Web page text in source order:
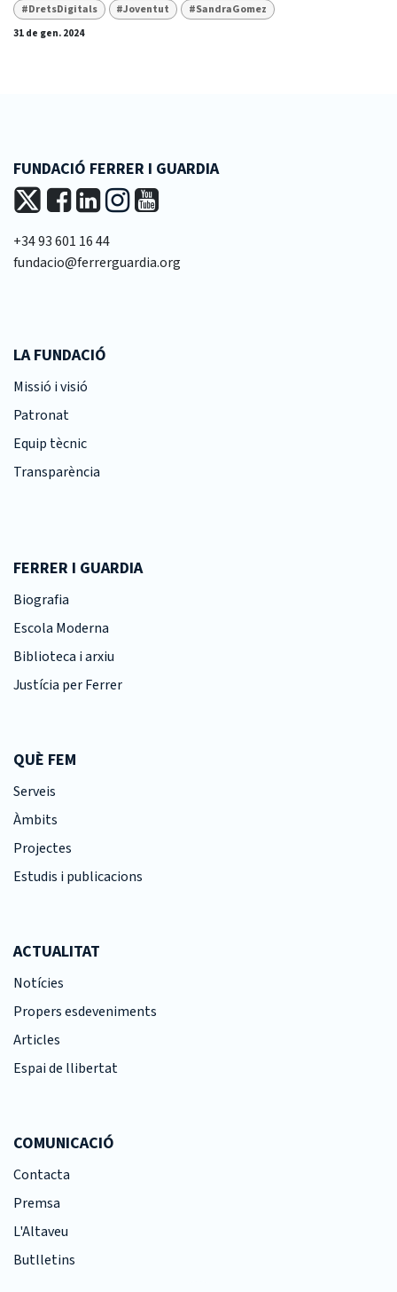
#DretsDigitals #Joventut
#SandraGomez
31 de gen. 2024
FUNDACIÓ FERRER I GUARDIA
+34 93 601 16 44
fundacio@ferrerguardia.org
LA FUNDACIÓ
Missió i visió
Patronat
Equip tècnic
Transparència
FERRER I GUARDIA
Biografia
Escola Moderna
Biblioteca i arxiu
Justícia per Ferrer
QUÈ FEM
Serveis
Àmbits
Projectes
Estudis i publicacions
ACTUALITAT
Notícies
Propers esdeveniments
Articles
Espai de llibertat
COMUNICACIÓ
Contacta
Premsa
L'Altaveu
Butlletins